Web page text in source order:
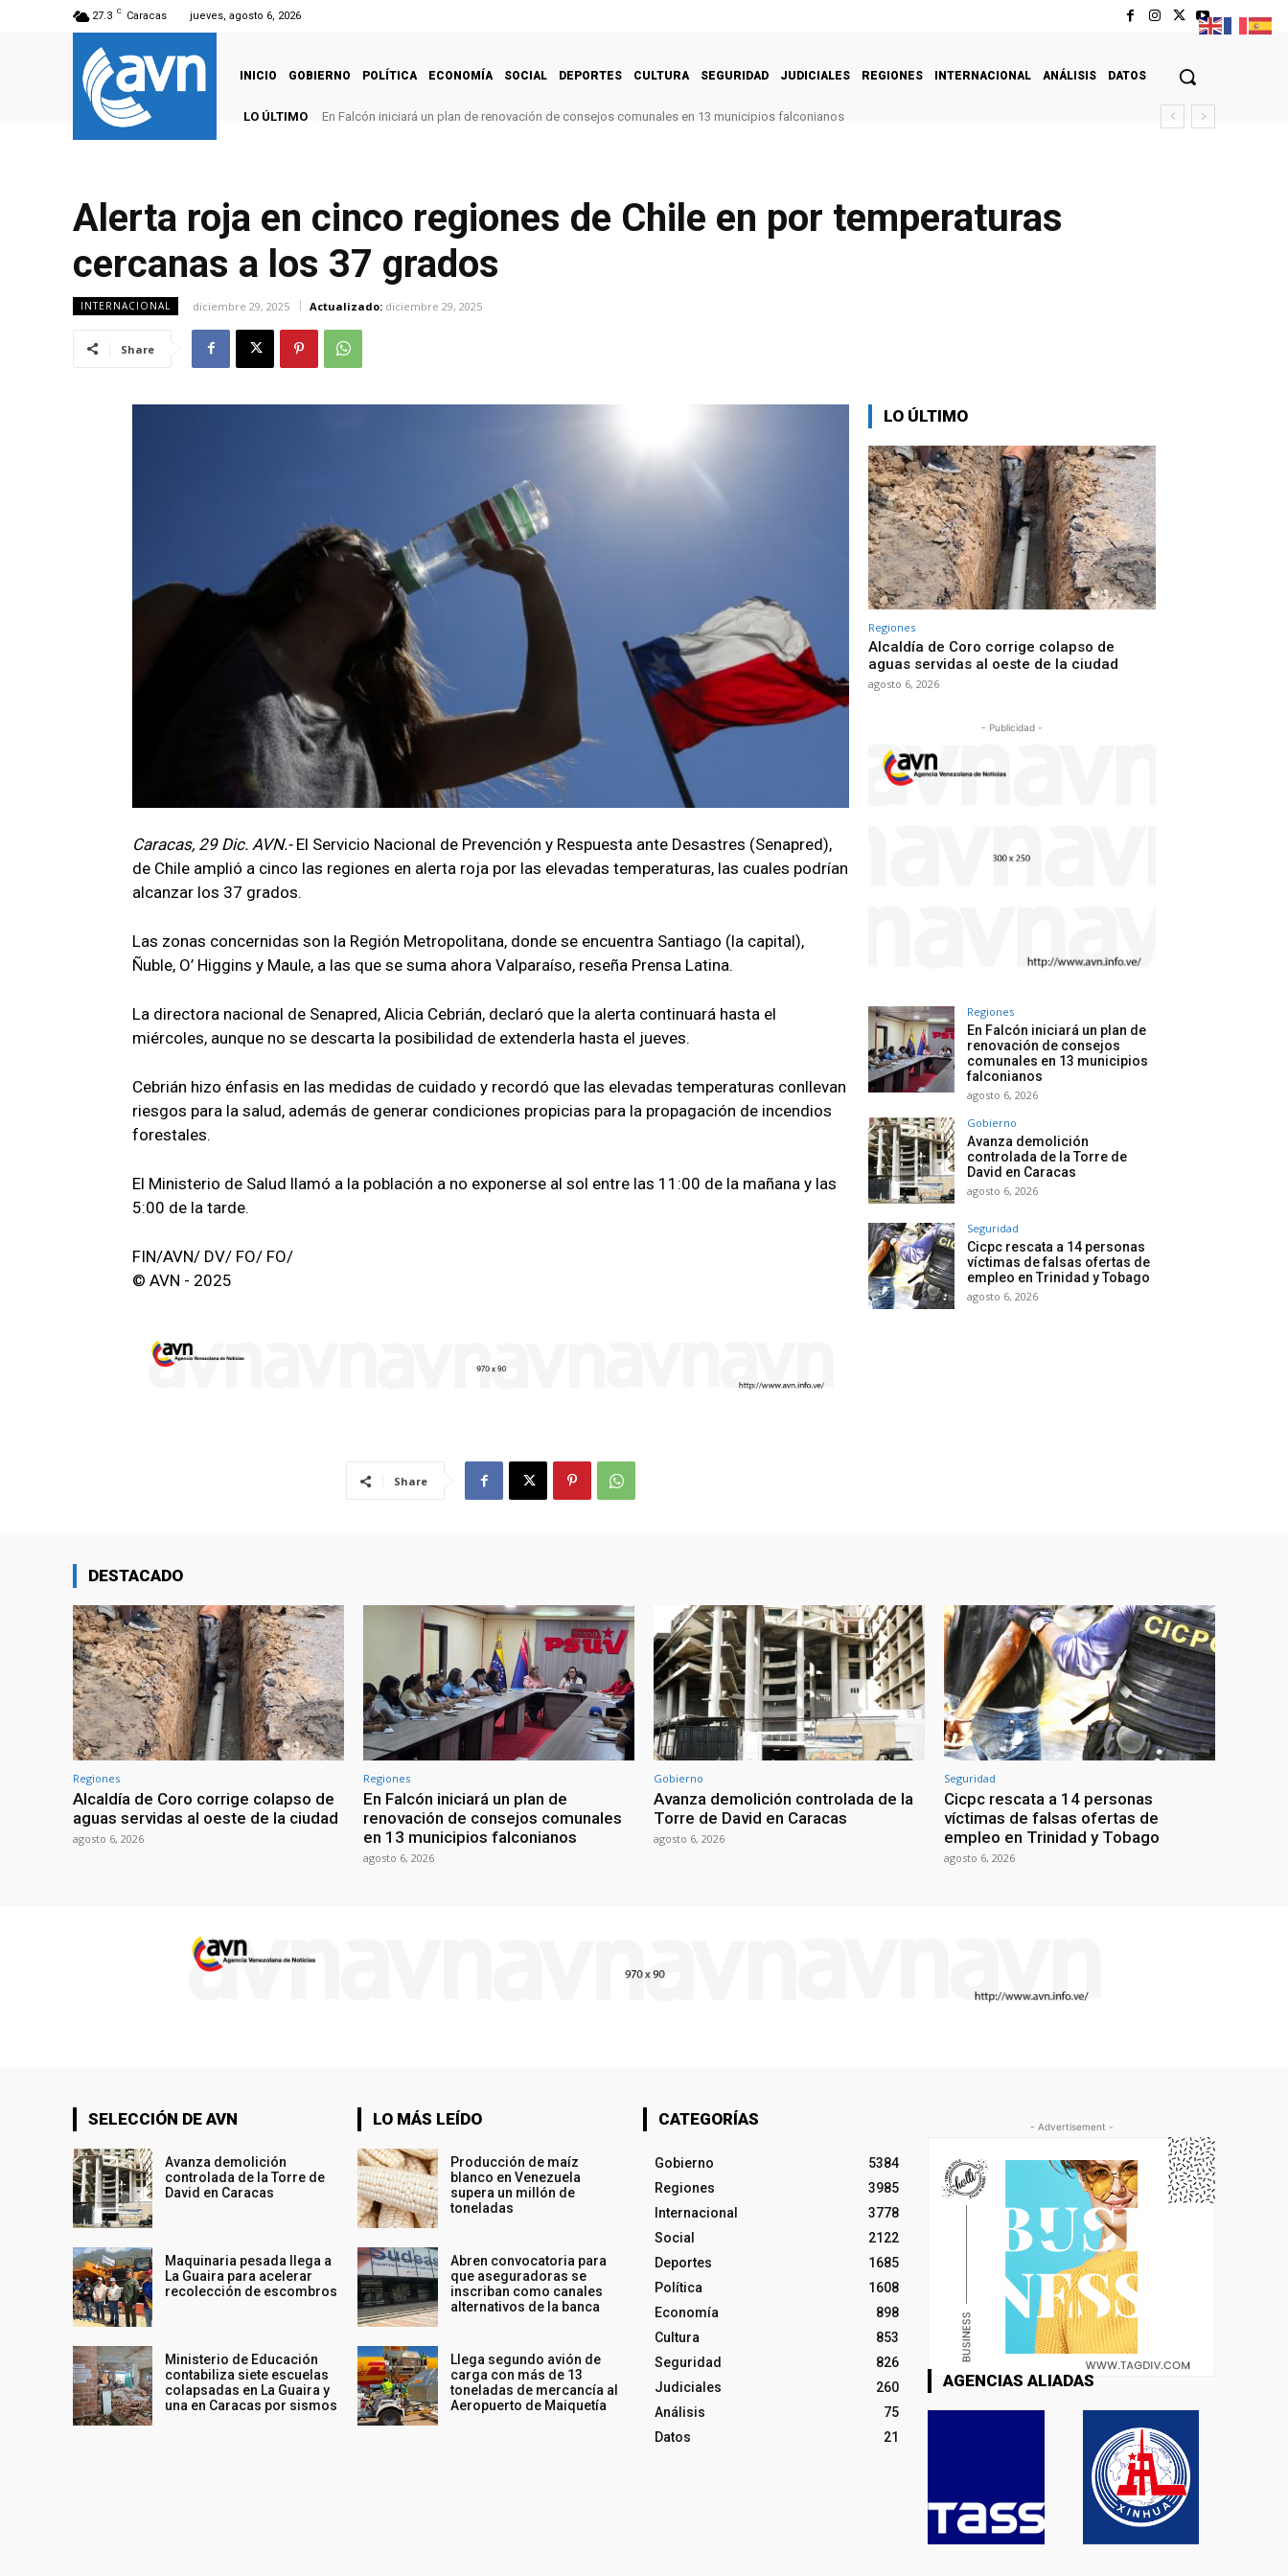
27.3 C Caracas jueves, agosto 6, 2026
INICIO GOBIERNO POLÍTICA ECONOMÍA SOCIAL DEPORTES CULTURA SEGURIDAD JUDICIALES REGIONES INTERNACIONAL ANÁLISIS DATOS
LO ÚLTIMO En Falcón iniciará un plan de renovación de consejos comunales en 13 municipios falconianos
Alerta roja en cinco regiones de Chile en por temperaturas
cercanas a los 37 grados
INTERNACIONAL diciembre 29, 2025 Actualizado: diciembre 29, 2025
Share
Caracas, 29 Dic. AVN.- El Servicio Nacional de Prevención y Respuesta ante Desastres (Senapred),
de Chile amplió a cinco las regiones en alerta roja por las elevadas temperaturas, las cuales podrían
alcanzar los 37 grados.
Las zonas concernidas son la Región Metropolitana, donde se encuentra Santiago (la capital),
Ñuble, O’ Higgins y Maule, a las que se suma ahora Valparaíso, reseña Prensa Latina.
La directora nacional de Senapred, Alicia Cebrián, declaró que la alerta continuará hasta el
miércoles, aunque no se descarta la posibilidad de extenderla hasta el jueves.
Cebrián hizo énfasis en las medidas de cuidado y recordó que las elevadas temperaturas conllevan
riesgos para la salud, además de generar condiciones propicias para la propagación de incendios
forestales.
El Ministerio de Salud llamó a la población a no exponerse al sol entre las 11:00 de la mañana y las
5:00 de la tarde.
FIN/AVN/ DV/ FO/ FO/
© AVN - 2025
Share
LO ÚLTIMO
Regiones
Alcaldía de Coro corrige colapso de
aguas servidas al oeste de la ciudad
agosto 6, 2026
- Publicidad -
Regiones
En Falcón iniciará un plan de
renovación de consejos
comunales en 13 municipios
falconianos
agosto 6, 2026
Gobierno
Avanza demolición
controlada de la Torre de
David en Caracas
agosto 6, 2026
Seguridad
Cicpc rescata a 14 personas
víctimas de falsas ofertas de
empleo en Trinidad y Tobago
agosto 6, 2026
DESTACADO
Regiones
Alcaldía de Coro corrige colapso de
aguas servidas al oeste de la ciudad
agosto 6, 2026
Regiones
En Falcón iniciará un plan de
renovación de consejos comunales
en 13 municipios falconianos
agosto 6, 2026
Gobierno
Avanza demolición controlada de la
Torre de David en Caracas
agosto 6, 2026
Seguridad
Cicpc rescata a 14 personas
víctimas de falsas ofertas de
empleo en Trinidad y Tobago
agosto 6, 2026
SELECCIÓN DE AVN
Avanza demolición
controlada de la Torre de
David en Caracas
Maquinaria pesada llega a
La Guaira para acelerar
recolección de escombros
Ministerio de Educación
contabiliza siete escuelas
colapsadas en La Guaira y
una en Caracas por sismos
LO MÁS LEÍDO
Producción de maíz
blanco en Venezuela
supera un millón de
toneladas
Abren convocatoria para
que aseguradoras se
inscriban como canales
alternativos de la banca
Llega segundo avión de
carga con más de 13
toneladas de mercancía al
Aeropuerto de Maiquetía
CATEGORÍAS
Gobierno
5384
Regiones
3985
Internacional
3778
Social
2122
Deportes
1685
Política
1608
Economía
898
Cultura
853
Seguridad
826
Judiciales
260
Análisis
75
Datos
21
- Advertisement -
AGENCIAS ALIADAS